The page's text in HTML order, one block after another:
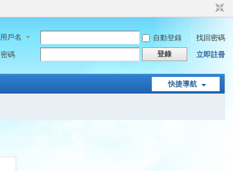
用戶名 自動登錄
找回密碼
密碼
登錄 立即註冊
快捷導航